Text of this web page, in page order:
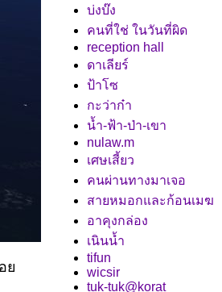
อ
บ่งบ๊ง
คนที่ใช่ ในวันที่ผิด
reception hall
ดาเลียร์
ป้าโซ
กะว่าก๋า
น้ำ-ฟ้า-ป่า-เขา
nulaw.m
เศษเสี้ยว
คนผ่านทางมาเจอ
สายหมอกและก้อนเมฆ
อาคุงกล่อง
เนินน้ำ
tifun
wicsir
tuk-tuk@korat